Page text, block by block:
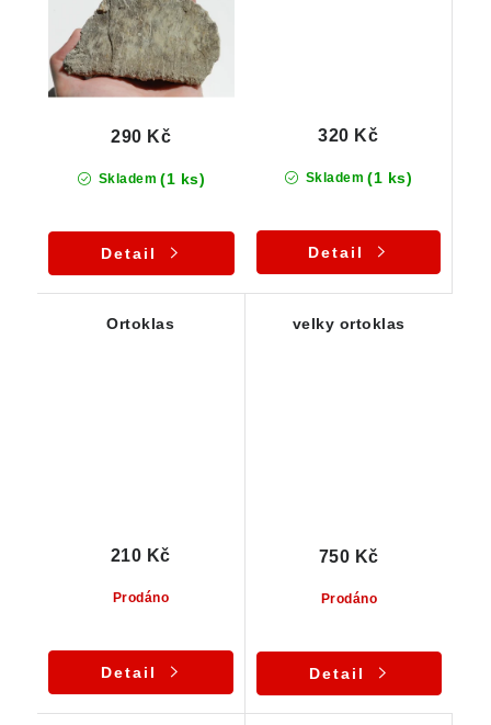
Skladem (1 ks)
290 Kč
Detail
Skladem (1 ks)
320 Kč
Detail
Ortoklas
Prodáno
210 Kč
Detail
velky ortoklas
Prodáno
750 Kč
Detail